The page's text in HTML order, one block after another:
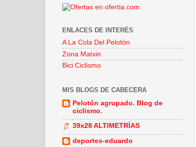
ENLACES DE INTERÉS
A La Cola Del Pelotón
Zona Matxin
Bici Ciclismo
MIS BLOGS DE CABECERA
Pelotón agrupado. Blog de
ciclismo.
39x28 ALTIMETRÍAS
deportes-eduardo